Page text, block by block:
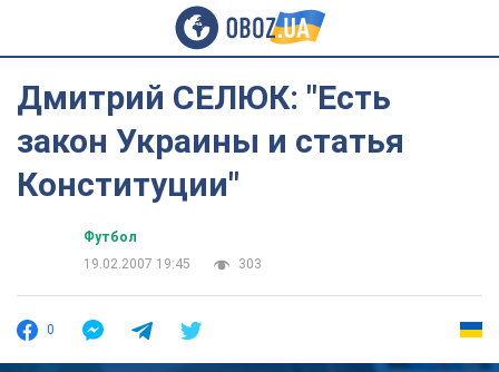
Дмитрий СЕЛЮК: "Есть
закон Украины и статья
Конституции"
Футбол
19.02.2007 19:45
303
0